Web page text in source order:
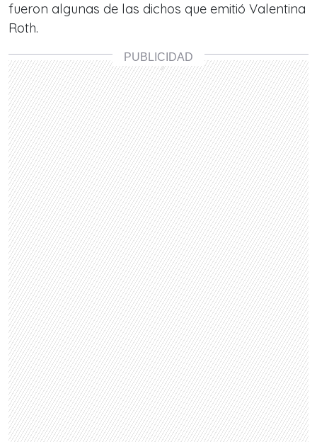
fueron algunas de las dichos que emitió Valentina
Roth.